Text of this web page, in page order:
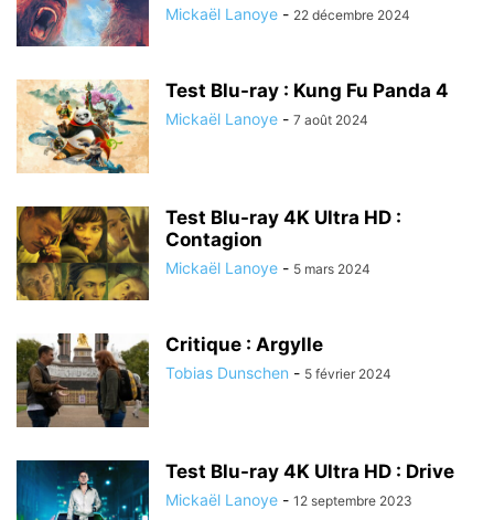
Mickaël Lanoye - 22 décembre 2024
Test Blu-ray : Kung Fu Panda 4
Mickaël Lanoye - 7 août 2024
Test Blu-ray 4K Ultra HD :
Contagion
Mickaël Lanoye - 5 mars 2024
Critique : Argylle
Tobias Dunschen - 5 février 2024
Test Blu-ray 4K Ultra HD : Drive
Mickaël Lanoye - 12 septembre 2023